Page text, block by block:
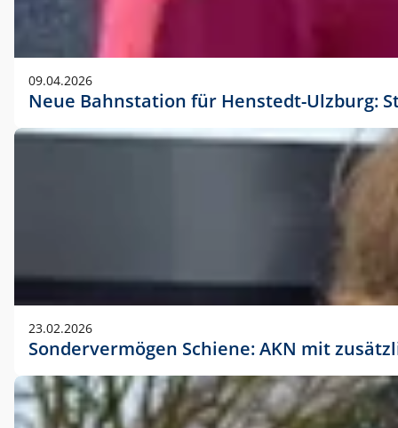
09.04.2026
Neue Bahnstation für Henstedt-Ulzburg:
23.02.2026
Sondervermögen Schiene: AKN mit